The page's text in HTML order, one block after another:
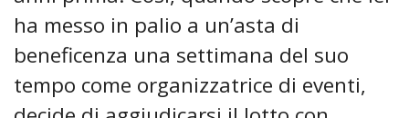
ha messo in palio a un’asta di
beneficenza una settimana del suo
tempo come organizzatrice di eventi,